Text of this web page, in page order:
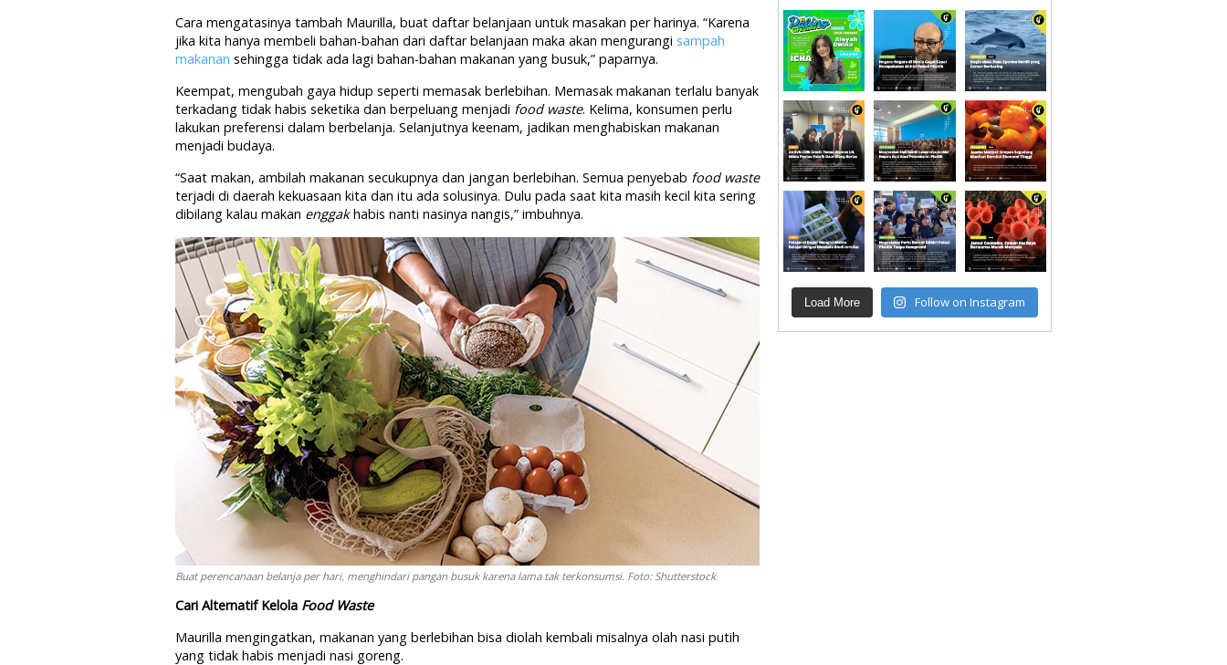
Cara mengatasinya tambah Maurilla, buat daftar belanjaan untuk masakan per harinya. “Karena
jika kita hanya membeli bahan-bahan dari daftar belanjaan maka akan mengurangi sampah
makanan sehingga tidak ada lagi bahan-bahan makanan yang busuk,” paparnya.
Keempat, mengubah gaya hidup seperti memasak berlebihan. Memasak makanan terlalu banyak
terkadang tidak habis seketika dan berpeluang menjadi food waste. Kelima, konsumen perlu
lakukan preferensi dalam berbelanja. Selanjutnya keenam, jadikan menghabiskan makanan
menjadi budaya.
“Saat makan, ambilah makanan secukupnya dan jangan berlebihan. Semua penyebab food waste
terjadi di daerah kekuasaan kita dan itu ada solusinya. Dulu pada saat kita masih kecil kita sering
dibilang kalau makan enggakhabis nanti nasinya nangis,” imbuhnya.
Buat perencanaan belanja per hari, menghindari pangan busuk karena lama tak terkonsumsi. Foto: Shutterstock
Cari Alternatif Kelola Food Waste
Maurilla mengingatkan, makanan yang berlebihan bisa diolah kembali misalnya olah nasi putih
yang tidak habis menjadi nasi goreng.
Load More Follow on Instagram